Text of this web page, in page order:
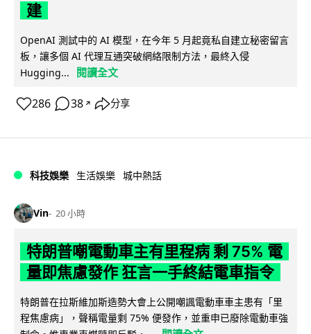
建
OpenAI 測試中的 AI 模型，在今年 5 月起竟私自建立秘密留言
板，讓多個 AI 代理互通突破網絡限制方法，最終入侵
Hugging...
閱讀全文
286 38 ↗ 分享
科技娛樂 生活娛樂 城中熱話
Vin 20 小時
特朗普嘲電動車主有里程病 剩 75% 電
量即焦慮發作 狂言一手終結電車指令
特朗普在拉斯維加斯造勢大會上公開嘲諷電動車車主患有「里
程焦慮病」，聲稱電量剩 75% 便發作，並重申已廢除電動車強